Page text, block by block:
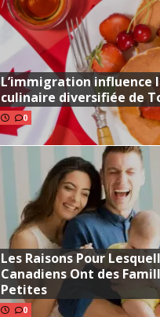
L’immigration influence
culinaire diversifiée de
0
Les Raisons Pour
Canadiens Ont des
Petites
0